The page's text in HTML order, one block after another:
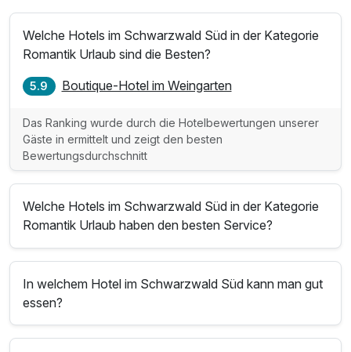
Welche Hotels im Schwarzwald Süd in der Kategorie
Romantik Urlaub sind die Besten?
5.9 Boutique-Hotel im Weingarten
Das Ranking wurde durch die Hotelbewertungen unserer
Gäste in ermittelt und zeigt den besten
Bewertungsdurchschnitt
Welche Hotels im Schwarzwald Süd in der Kategorie
Romantik Urlaub haben den besten Service?
In welchem Hotel im Schwarzwald Süd kann man gut
essen?